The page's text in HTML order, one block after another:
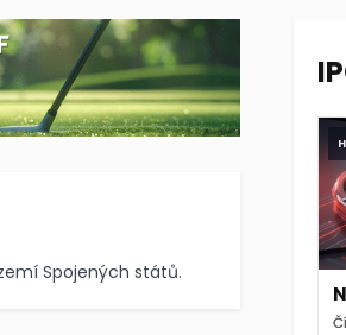
Spojených států.